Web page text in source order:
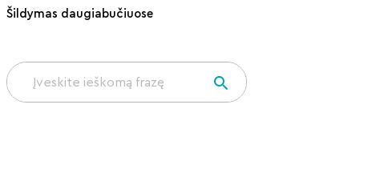
Šildymas daugiabučiuose